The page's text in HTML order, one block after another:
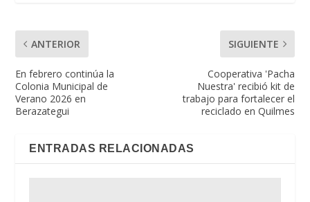
ANTERIOR
En febrero continúa la
Colonia Municipal de
Verano 2026 en
Berazategui
SIGUIENTE
Cooperativa 'Pacha
Nuestra' recibió kit de
trabajo para fortalecer el
reciclado en Quilmes
ENTRADAS RELACIONADAS